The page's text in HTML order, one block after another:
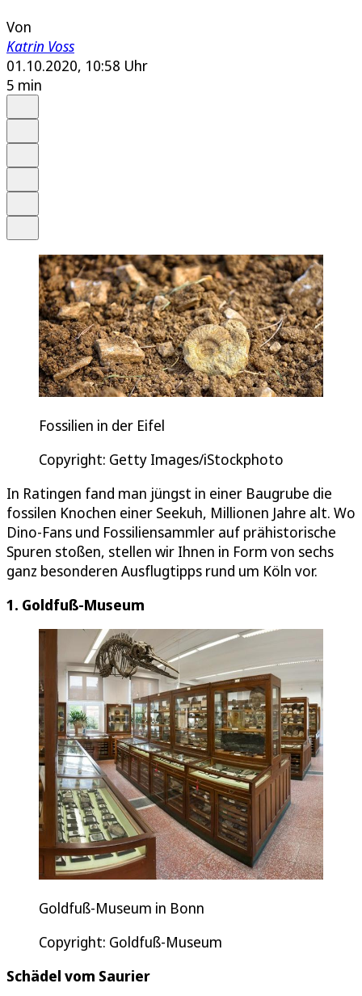
Von
Katrin Voss
01.10.2020, 10:58 Uhr
5 min
Fossilien in der Eifel
Copyright: Getty Images/iStockphoto
In Ratingen fand man jüngst in einer Baugrube die
fossilen Knochen einer Seekuh, Millionen Jahre alt. Wo
Dino-Fans und Fossiliensammler auf prähistorische
Spuren stoßen, stellen wir Ihnen in Form von sechs
ganz besonderen Ausflugtipps rund um Köln vor.
1. Goldfuß-Museum
Goldfuß-Museum in Bonn
Copyright: Goldfuß-Museum
Schädel vom Saurier